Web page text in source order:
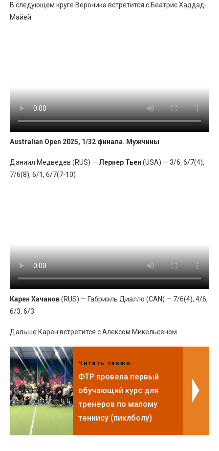
В следующем круге Вероника встретится с Беатрис Хаддад-
Майей.
Australian Open 2025, 1/32 финала. Мужчины
Даниил Медведев (RUS) — Лернер Тьен (USA) — 3/6, 6/7(4),
7/6(8), 6/1, 6/7(7-10)
Карен Хачанов(RUS) — Габриэль Диалло (CAN) — 7/6(4), 4/6,
6/3, 6/3
Дальше Карен встретится с Алексом Микельсеном.
Читать также:
ФТР провела первый
обучающий курс для
тренеров по малому
теннису (пиклболу)